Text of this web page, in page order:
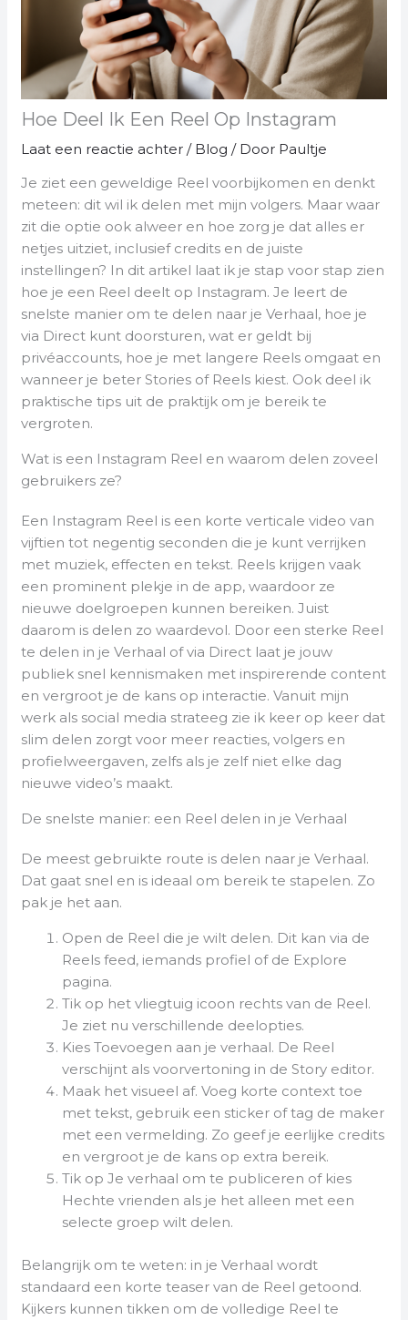
Hoe Deel Ik Een Reel Op Instagram
Laat een reactie achter / Blog / Door Paultje
Je ziet een geweldige Reel voorbijkomen en denkt
meteen: dit wil ik delen met mijn volgers. Maar waar
zit die optie ook alweer en hoe zorg je dat alles er
netjes uitziet, inclusief credits en de juiste
instellingen? In dit artikel laat ik je stap voor stap zien
hoe je een Reel deelt op Instagram. Je leert de
snelste manier om te delen naar je Verhaal, hoe je
via Direct kunt doorsturen, wat er geldt bij
privéaccounts, hoe je met langere Reels omgaat en
wanneer je beter Stories of Reels kiest. Ook deel ik
praktische tips uit de praktijk om je bereik te
vergroten.
Wat is een Instagram Reel en waarom delen zoveel
gebruikers ze?
Een Instagram Reel is een korte verticale video van
vijftien tot negentig seconden die je kunt verrijken
met muziek, effecten en tekst. Reels krijgen vaak
een prominent plekje in de app, waardoor ze
nieuwe doelgroepen kunnen bereiken. Juist
daarom is delen zo waardevol. Door een sterke Reel
te delen in je Verhaal of via Direct laat je jouw
publiek snel kennismaken met inspirerende content
en vergroot je de kans op interactie. Vanuit mijn
werk als social media strateeg zie ik keer op keer dat
slim delen zorgt voor meer reacties, volgers en
profielweergaven, zelfs als je zelf niet elke dag
nieuwe video’s maakt.
De snelste manier: een Reel delen in je Verhaal
De meest gebruikte route is delen naar je Verhaal.
Dat gaat snel en is ideaal om bereik te stapelen. Zo
pak je het aan.
Open de Reel die je wilt delen. Dit kan via de
Reels feed, iemands profiel of de Explore
pagina.
Tik op het vliegtuig icoon rechts van de Reel.
Je ziet nu verschillende deelopties.
Kies Toevoegen aan je verhaal. De Reel
verschijnt als voorvertoning in de Story editor.
Maak het visueel af. Voeg korte context toe
met tekst, gebruik een sticker of tag de maker
met een vermelding. Zo geef je eerlijke credits
en vergroot je de kans op extra bereik.
Tik op Je verhaal om te publiceren of kies
Hechte vrienden als je het alleen met een
selecte groep wilt delen.
Belangrijk om te weten: in je Verhaal wordt
standaard een korte teaser van de Reel getoond.
Kijkers kunnen tikken om de volledige Reel te